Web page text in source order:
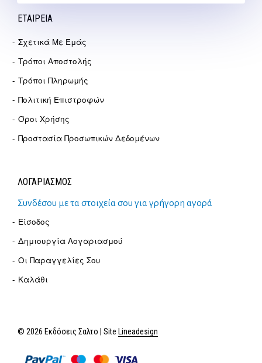
ΕΤΑΙΡΕΊΑ
Σχετικά Με Εμάς
Τρόποι Αποστολής
Τρόποι Πληρωμής
Πολιτική Επιστροφών
Όροι Χρήσης
Προστασία Προσωπικών Δεδομένων
ΛΟΓΑΡΙΑΣΜΟΣ
Συνδέσου με τα στοιχεία σου για γρήγορη αγορά
Είσοδος
Δημιουργία Λογαριασμού
Οι Παραγγελίες Σου
Καλάθι
© 2026 Εκδόσεις Σαλτο | Site Lineadesign